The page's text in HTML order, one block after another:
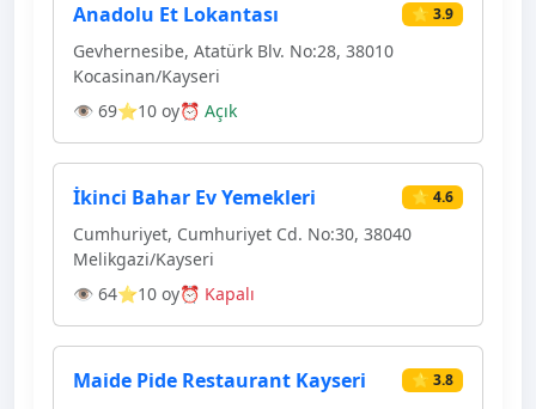
Anadolu Et Lokantası ⭐ 3.9
Gevhernesibe, Atatürk Blv. No:28, 38010
Kocasinan/Kayseri
👁 69⭐10 oy⏰ Açık
İkinci Bahar Ev Yemekleri ⭐ 4.6
Cumhuriyet, Cumhuriyet Cd. No:30, 38040
Melikgazi/Kayseri
👁 64⭐10 oy⏰ Kapalı
Maide Pide Restaurant Kayseri ⭐ 3.8